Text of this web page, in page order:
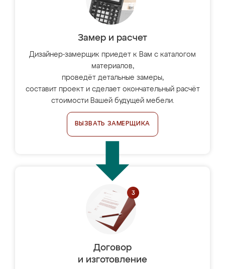
Замер и расчет
Дизайнер-замерщик приедет к Вам с каталогом
материалов,
проведёт детальные замеры,
составит проект и сделает окончательный расчёт
стоимости Вашей будущей мебели.
ВЫЗВАТЬ ЗАМЕРЩИКА
Договор
и изготовление